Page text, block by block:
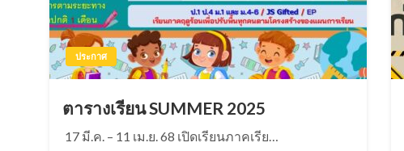
ประกาศ
ตารางเรียน SUMMER 2025
17 มี.ค. – 11 เม.ย. 68 เปิดเรียนภาคเรีย…